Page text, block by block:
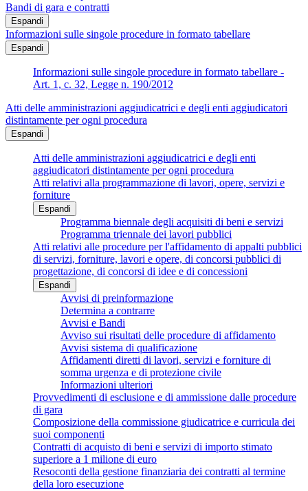
Bandi di gara e contratti
Espandi
Informazioni sulle singole procedure in formato tabellare
Espandi
Informazioni sulle singole procedure in formato tabellare -
Art. 1, c. 32, Legge n. 190/2012
Atti delle amministrazioni aggiudicatrici e degli enti aggiudicatori
distintamente per ogni procedura
Espandi
Atti delle amministrazioni aggiudicatrici e degli enti
aggiudicatori distintamente per ogni procedura
Atti relativi alla programmazione di lavori, opere, servizi e
forniture
Espandi
Programma biennale degli acquisiti di beni e servizi
Programma triennale dei lavori pubblici
Atti relativi alle procedure per l'affidamento di appalti pubblici
di servizi, forniture, lavori e opere, di concorsi pubblici di
progettazione, di concorsi di idee e di concessioni
Espandi
Avvisi di preinformazione
Determina a contrarre
Avvisi e Bandi
Avviso sui risultati delle procedure di affidamento
Avvisi sistema di qualificazione
Affidamenti diretti di lavori, servizi e forniture di
somma urgenza e di protezione civile
Informazioni ulteriori
Provvedimenti di esclusione e di ammissione dalle procedure
di gara
Composizione della commissione giudicatrice e curricula dei
suoi componenti
Contratti di acquisto di beni e servizi di importo stimato
superiore a 1 milione di euro
Resoconti della gestione finanziaria dei contratti al termine
della loro esecuzione